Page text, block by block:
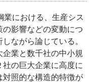
業における、生産シス
影響などの変動につ
ながら論じている。
業と数千社の中小規
の巨大企業に高度に
照的な構造的特徴が